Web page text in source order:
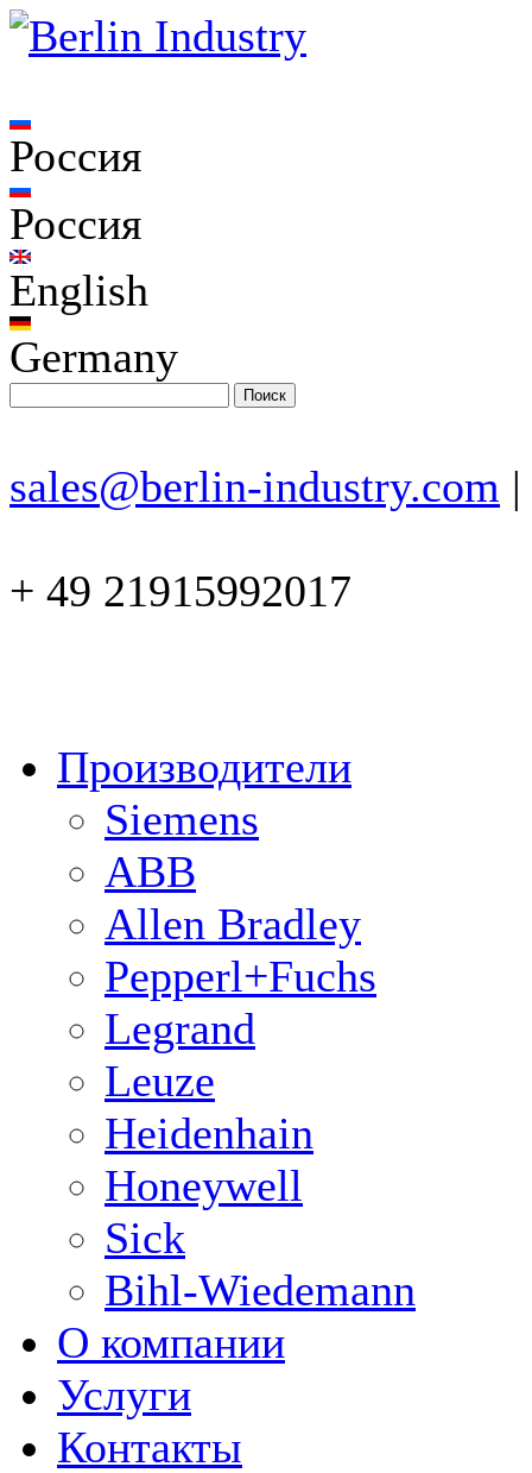
Россия
Россия
English
Germany
sales@berlin-industry.com |
+ 49 21915992017
Производители
Siemens
ABB
Allen Bradley
Pepperl+Fuchs
Legrand
Leuze
Heidenhain
Honeywell
Sick
Bihl-Wiedemann
О компании
Услуги
Контакты